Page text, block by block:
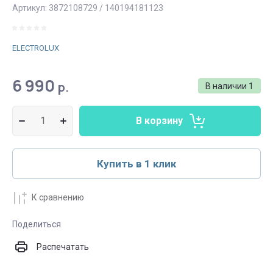
Артикул: 3872108729 / 140194181123
ELECTROLUX
В наличии 1
6 990 р.
В корзину
Купить в 1 клик
К сравнению
Поделиться
Распечатать